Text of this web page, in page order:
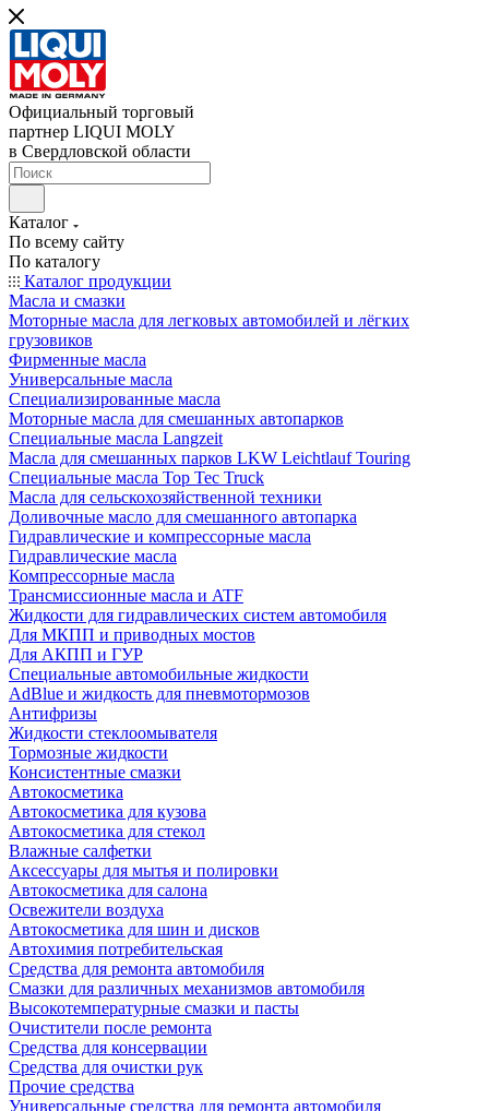
Официальный торговый
партнер LIQUI MOLY
в Свердловской области
Каталог
По всему сайту
По каталогу
Каталог продукции
Масла и смазки
Моторные масла для легковых автомобилей и лёгких
грузовиков
Фирменные масла
Универсальные масла
Специализированные масла
Моторные масла для смешанных автопарков
Специальные масла Langzeit
Масла для смешанных парков LKW Leichtlauf Touring
Специальные масла Top Tec Truck
Масла для сельскохозяйственной техники
Доливочные масло для смешанного автопарка
Гидравлические и компрессорные масла
Гидравлические масла
Компрессорные масла
Трансмиссионные масла и ATF
Жидкости для гидравлических систем автомобиля
Для МКПП и приводных мостов
Для АКПП и ГУР
Специальные автомобильные жидкости
AdBlue и жидкость для пневмотормозов
Антифризы
Жидкости стеклоомывателя
Тормозные жидкости
Консистентные смазки
Автокосметика
Автокосметика для кузова
Автокосметика для стекол
Влажные салфетки
Аксессуары для мытья и полировки
Автокосметика для салона
Освежители воздуха
Автокосметика для шин и дисков
Автохимия потребительская
Средства для ремонта автомобиля
Смазки для различных механизмов автомобиля
Высокотемпературные смазки и пасты
Очистители после ремонта
Средства для консервации
Средства для очистки рук
Прочие средства
Универсальные средства для ремонта автомобиля